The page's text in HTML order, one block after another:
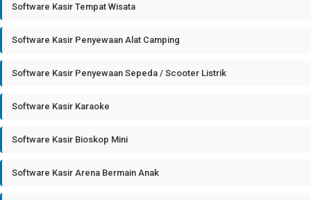
Software Kasir Tempat Wisata
Software Kasir Penyewaan Alat Camping
Software Kasir Penyewaan Sepeda / Scooter Listrik
Software Kasir Karaoke
Software Kasir Bioskop Mini
Software Kasir Arena Bermain Anak